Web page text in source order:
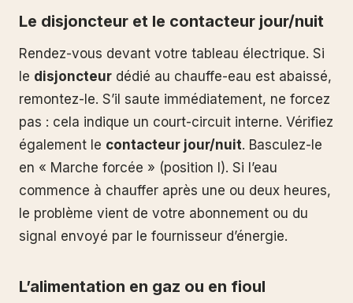
Le disjoncteur et le contacteur jour/nuit
Rendez-vous devant votre tableau électrique. Si
le disjoncteur dédié au chauffe-eau est abaissé,
remontez-le. S’il saute immédiatement, ne forcez
pas : cela indique un court-circuit interne. Vérifiez
également le contacteur jour/nuit. Basculez-le
en « Marche forcée » (position I). Si l’eau
commence à chauffer après une ou deux heures,
le problème vient de votre abonnement ou du
signal envoyé par le fournisseur d’énergie.
L’alimentation en gaz ou en fioul